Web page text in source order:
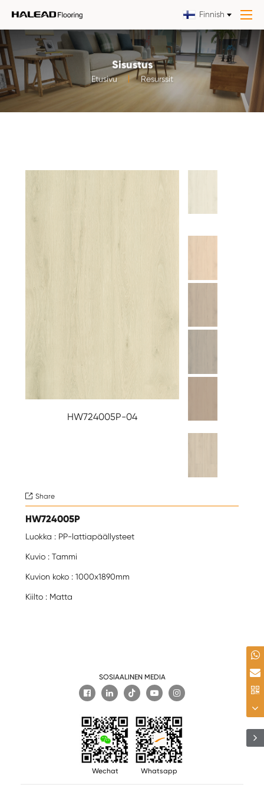
Finnish
Sisustus
Etusivu Resurssit
HW724005P-04
 Share
HW724005P
Luokka : PP-lattiapäällysteet
Kuvio : Tammi
Kuvion koko : 1000x1890mm
Kiilto : Matta
SOSIAALINEN MEDIA

Wechat Whatsapp